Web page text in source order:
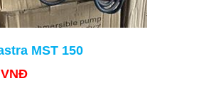
MST 150